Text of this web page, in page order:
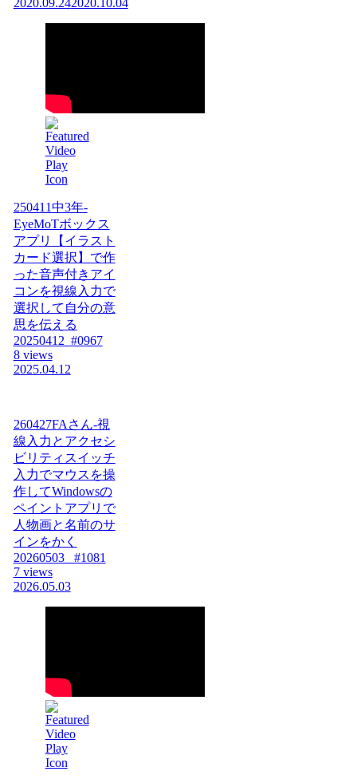
2020.09.242020.10.04
250411中3年-
EyeMoTボックス
アプリ【イラスト
カード選択】で作
った音声付きアイ
コンを視線入力で
選択して自分の意
思を伝える
20250412_#0967
8 views
2025.04.12
260427FAさん-視
線入力とアクセシ
ビリティスイッチ
入力でマウスを操
作してWindowsの
ペイントアプリで
人物画と名前のサ
インをかく
20260503_ #1081
7 views
2026.05.03